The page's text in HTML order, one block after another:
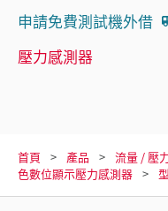
申請免費測試機外借
壓力感測器
首頁 產品 流量 / 壓
色數位顯示壓力感測器